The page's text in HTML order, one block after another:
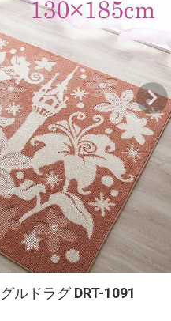
ルドラグ DRT-1091